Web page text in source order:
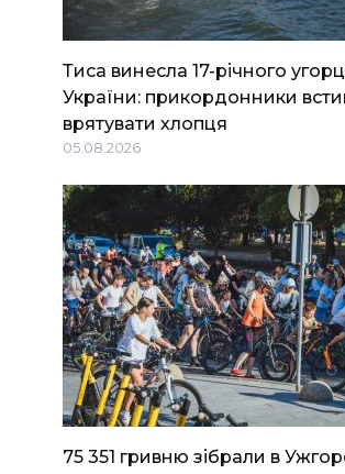
Тиса винесла 17-річного
України: прикордонники
врятувати хлопця
05.08.2026
75 351 гривню зібрали в